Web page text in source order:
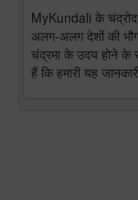
MyKundali के
अलग-अलग देशों की
चंद्रमा के उदय होने के
हैं कि हमारी यह